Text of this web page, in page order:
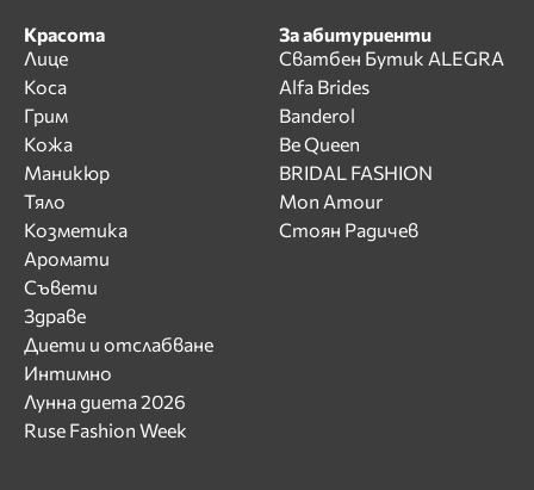
Красота
Лице
Коса
Грим
Кожа
Маникюр
Тяло
Козметика
Аромати
Съвети
Здраве
Диети и отслабване
Интимно
Лунна диета 2026
Ruse Fashion Week
За абитуриенти
Сватбен Бутик ALEGRA
Alfa Brides
Banderol
Be Queen
BRIDAL FASHION
Mon Amour
Стоян Радичев